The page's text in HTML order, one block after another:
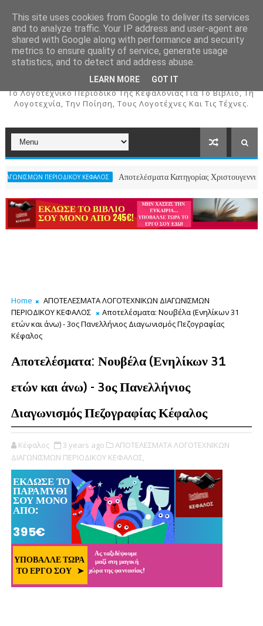
ΚΕΦΑΛΟΣ
To Λογοτεχνικό Περιοδικό Της Κεφαλονιάς Για Το Βιβλίο, Τη
Λογοτεχνία, Την Ποίηση, Τους Λογοτέχνες Και Τις Τέχνες.
ΚΕΦΑΛΟΣ Αποτελέσματα Κατηγορίας Χριστουγεννιάτικου
Home
ΑΠΟΤΕΛΕΣΜΑΤΑ ΛΟΓΟΤΕΧΝΙΚΩΝ ΔΙΑΓΩΝΙΣΜΩΝ
ΠΕΡΙΟΔΙΚΟΥ ΚΕΦΑΛΟΣ
Αποτελέσματα: Νουβέλα (Ενηλίκων 31
ετών και άνω) - 3ος Πανελλήνιος Διαγωνισμός Πεζογραφίας
Κέφαλος
Αποτελέσματα: Νουβέλα (Ενηλίκων 31
ετών και άνω) - 3ος Πανελλήνιος
Διαγωνισμός Πεζογραφίας Κέφαλος
Κέφαλος 3 years ago
ΑΠΟΤΕΛΕΣΜΑΤΑ ΛΟΓΟΤΕΧΝΙΚΩΝ
ΔΙΑΓΩΝΙΣΜΩΝ ΠΕΡΙΟΔΙΚΟΥ ΚΕΦΑΛΟΣ,
This site uses cookies from Google to deliver its services
and to analyze traffic. Your IP address and user-agent are
shared with Google along with performance and security
metrics to ensure quality of service, generate usage
statistics, and to detect and address abuse.
LEARN MORE GOT IT